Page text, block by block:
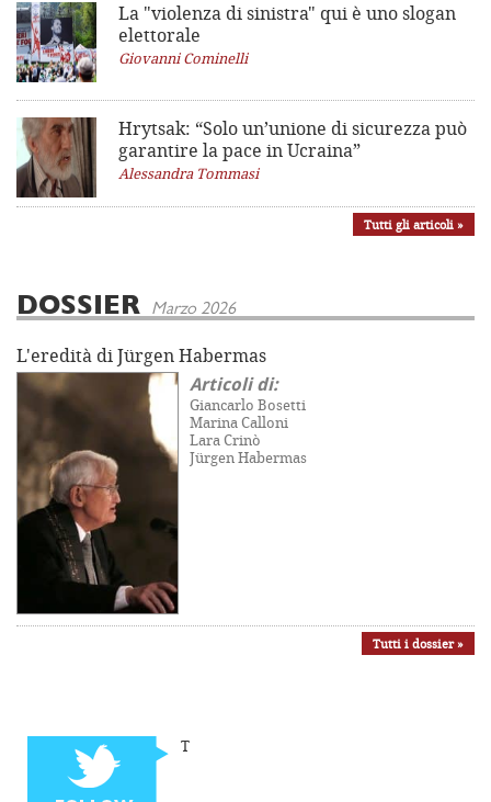
La "violenza di sinistra" qui è uno slogan
elettorale
Giovanni Cominelli
Hrytsak: “Solo un’unione di sicurezza può
garantire la pace in Ucraina”
Alessandra Tommasi
Tutti gli articoli »
DOSSIER Marzo 2026
L'eredità di Jürgen Habermas
Articoli di:
Giancarlo Bosetti
Marina Calloni
Lara Crinò
Jürgen Habermas
Tutti i dossier »
T